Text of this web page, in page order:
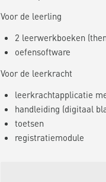
Voor de leerling
2 leerwerkboeken
oefensoftware
Voor de leerkracht
leerkrachtapplicatie
handleiding (digitaal
toetsen
registratiemodule